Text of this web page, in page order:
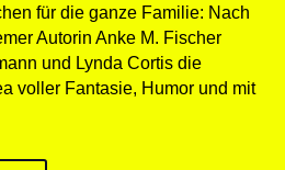
für die ganze Familie: Nach
Autorin Anke M. Fischer
und Lynda Cortis die
voller Fantasie, Humor und mit